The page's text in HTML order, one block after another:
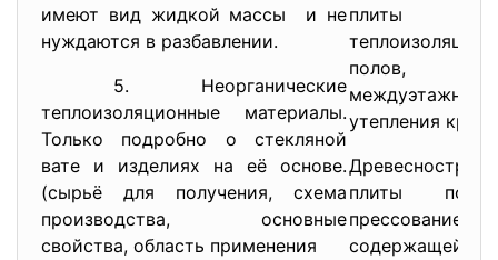
имеют вид жидкой массы и не
нуждаются в разбавлении.
5. Неорганические
теплоизоляционные материалы.
Только подробно о стекляной
вате и изделиях на её основе.
(сырьё для получения, схема
производства, основные
свойства, область применения
плиты
полов,
утепления
плиты